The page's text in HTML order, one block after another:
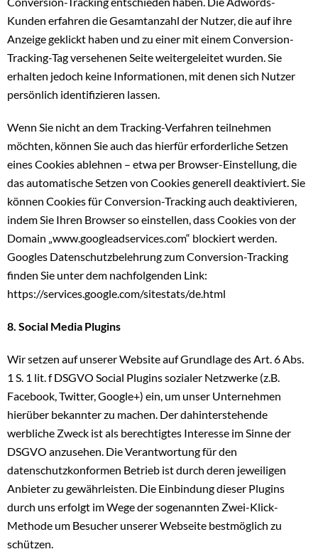
Kunden erfahren die Gesamtanzahl der Nutzer, die auf ihre
Anzeige geklickt haben und zu einer mit einem Conversion-
Tracking-Tag versehenen Seite weitergeleitet wurden. Sie
erhalten jedoch keine Informationen, mit denen sich Nutzer
persönlich identifizieren lassen.
Wenn Sie nicht an dem Tracking-Verfahren teilnehmen
möchten, können Sie auch das hierfür erforderliche Setzen
eines Cookies ablehnen – etwa per Browser-Einstellung, die
das automatische Setzen von Cookies generell deaktiviert. Sie
können Cookies für Conversion-Tracking auch deaktivieren,
indem Sie Ihren Browser so einstellen, dass Cookies von der
Domain „www.googleadservices.com“ blockiert werden.
Googles Datenschutzbelehrung zum Conversion-Tracking
finden Sie unter dem nachfolgenden Link:
https://services.google.com/sitestats/de.html
8. Social Media Plugins
Wir setzen auf unserer Website auf Grundlage des Art. 6 Abs.
1 S. 1 lit. f DSGVO Social Plugins sozialer Netzwerke (z.B.
Facebook, Twitter, Google+) ein, um unser Unternehmen
hierüber bekannter zu machen. Der dahinterstehende
werbliche Zweck ist als berechtigtes Interesse im Sinne der
DSGVO anzusehen. Die Verantwortung für den
datenschutzkonformen Betrieb ist durch deren jeweiligen
Anbieter zu gewährleisten. Die Einbindung dieser Plugins
durch uns erfolgt im Wege der sogenannten Zwei-Klick-
Methode um Besucher unserer Webseite bestmöglich zu
schützen.